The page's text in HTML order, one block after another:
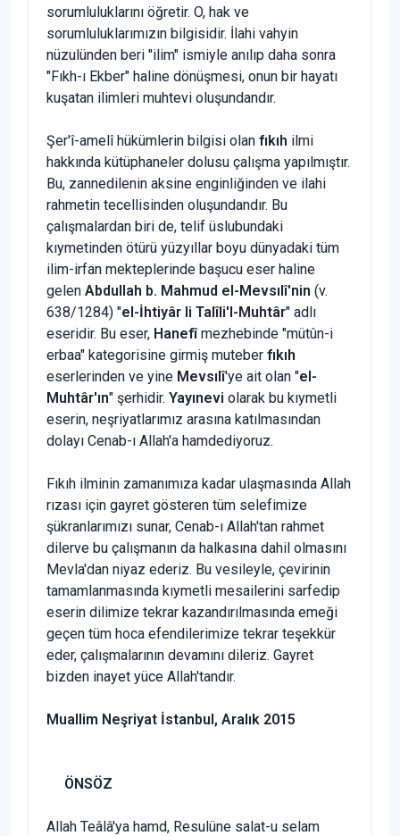
sorumlu­luklarını öğretir. O, hak ve
sorumluluklarımızın bilgisidir. İlahi vahyin
nüzulünden beri "ilim" ismiyle anılıp daha sonra
"Fıkh-ı Ekber" haline dönüşmesi, onun bir hayatı
kuşatan ilimleri muhtevi oluşundandır.
Şer'î-amelî hükümlerin bilgisi olan fıkıh ilmi
hakkında kütüphane­ler dolusu çalışma yapılmıştır.
Bu, zannedilenin aksine enginliğinden ve ilahi
rahmetin tecellisinden oluşundandır. Bu
çalışmalardan biri de, te­lif üslubundaki
kıymetinden ötürü yüzyıllar boyu dünyadaki tüm
ilim-irfan mekteplerinde başucu eser haline
gelen Abdullah b. Mahmud el-Mevsılî'nin (v.
638/1284) "el-İhtiyâr li Talîli'l-Muhtâr" adlı
eseridir. Bu eser, Hanefîmezhebinde "mütûn-i
erbaa" kategorisine girmiş mu­teber fıkıh
eserlerinden ve yine Mevsılî'ye ait olan "el-
Muhtâr'ın" şer­hidir. Yayınevi olarak bu kıymetli
eserin, neşriyatlarımız arasına katıl­masından
dolayı Cenab-ı Allah'a hamdediyoruz.
Fıkıh ilminin zamanımıza kadar ulaşmasında Allah
rızası için gay­ret gösteren tüm selefimize
şükranlarımızı sunar, Cenab-ı Allah'tan rahmet
dilerve bu çalışmanın da halkasına dahil olmasını
Mevla'dan niyaz ederiz. Bu vesileyle, çevirinin
tamamlanmasında kıymetli mesa­ilerini sarfedip
eserin dilimize tekrar kazandırılmasında emeği
geçen tüm hoca efendilerimize tekrar teşekkür
eder, çalışmalarının devamını dileriz. Gayret
bizden inayet yüce Allah'tandır.
Muallim Neşriyat İstanbul, Aralık 2015
ÖNSÖZ
Allah Teâlâ'ya hamd, Resulüne salat-u selam